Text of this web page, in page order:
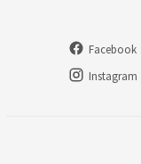
Facebook
Instagram